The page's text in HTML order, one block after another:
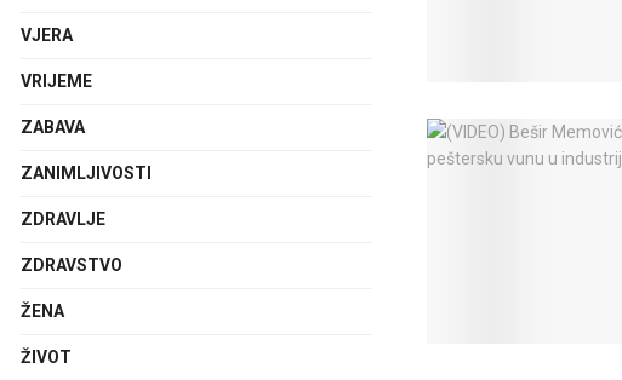
VJERA
VRIJEME
ZABAVA
ZANIMLJIVOSTI
ZDRAVLJE
ZDRAVSTVO
ŽENA
ŽIVOT